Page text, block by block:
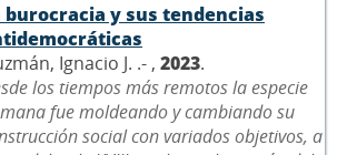
burocracia y sus tendencias
Ignacio J. .- , 2023.
los tiempos más remotos la especie
fue moldeando y cambiando su
social con variados objetivos, a